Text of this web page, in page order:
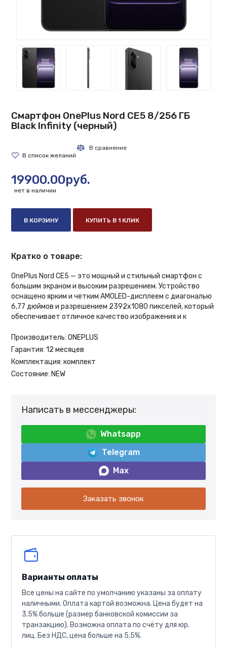
Смартфон OnePlus Nord CE5 8/256 ГБ
Black Infinity (черный)
19900.00руб.
нет в наличии
В КОРЗИНУ КУПИТЬ В 1 КЛИК
Кратко о товаре:
OnePlus Nord CE5 — это мощный и стильный смартфон с
большим экраном и высоким разрешением. Устройство
оснащено ярким и четким AMOLED-дисплеем с диагональю
6,77 дюймов и разрешением 2392x1080 пикселей, который
обеспечивает отличное качество изображения и к
Производитель: ONEPLUS
Гарантия: 12 месяцев
Комплектация: комплект
Состояние: NEW
Написать в мессенджеры:
Whatsapp
Telegram
Max
Заказать звонок
Варианты оплаты
Все цены на сайте по умолчанию указаны за оплату
наличными. Оплата картой возможна. Цена будет на
3.5% больше (размер банковской комиссии за
транзакцию). Возможна оплата по счёту для юр.
лиц. Без НДС, цена больше на 5.5%.